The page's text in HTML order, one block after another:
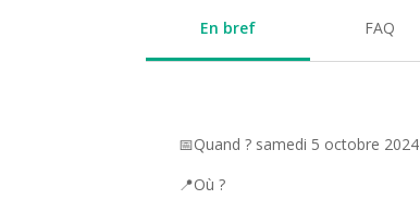
En bref FAQ
📅Quand ? samedi 5 octobre 2024
📍Où ?